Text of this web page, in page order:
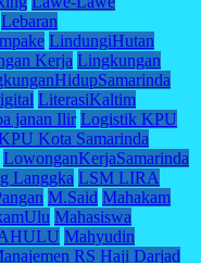
Lebaran
LindungiHutan
Kerja Lingkungan
LiterasiKaltim
janan Ilir Logistik KPU
Kota Samarinda
LowonganKerjaSamarinda
Langgka LSM LIRA
M.Said Mahakam
Mahasiswa
Mahyudin
RS Haji Darjad